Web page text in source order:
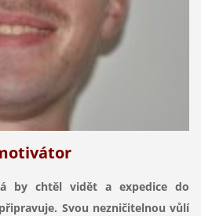
by chtěl vidět a expedice do
Svou nezničitelnou vůlí